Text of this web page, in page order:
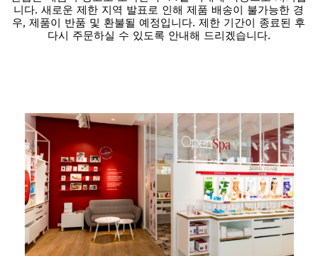
니다. 새로운 제한 지역 발표로 인해 제품 배송이 불가능한 경
우, 제품이 반품 및 환불될 예정입니다. 제한 기간이 종료된 후
다시 주문하실 수 있도록 안내해 드리겠습니다.